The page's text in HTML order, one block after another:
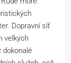
Dopravní síť
velkých
dokonalé